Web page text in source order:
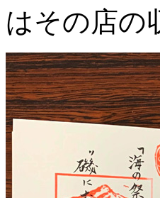
はその店の